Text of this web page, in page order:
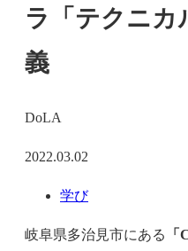
ラ「テクニカ
義
DoLA
2022.03.02
学び
岐阜県多治見市にある